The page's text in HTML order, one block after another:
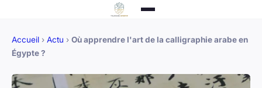
Accueil › Actu › Où apprendre l'art de la calligraphie arabe en
Égypte ?